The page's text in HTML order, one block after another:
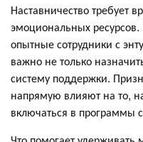
Наставничество требует
эмоциональных
опытные сотрудники с
важно не только
систему поддержки.
напрямую влияют на то,
включаться в программы